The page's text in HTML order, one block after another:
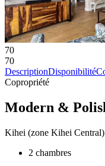
70
70
DescriptionDisponibilité
Copropriété
Modern &
Kihei (zone Kihei Central)
2 chambres